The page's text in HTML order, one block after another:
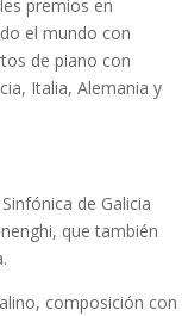
premios en
el mundo con
de piano con
Italia, Alemania y
de Galicia
que también
composición con